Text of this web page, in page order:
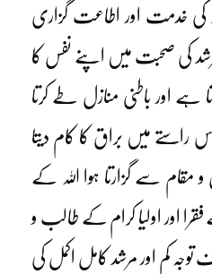
کی خدمت اور اطاعت گزاری
کی صحبت میں اپنے نفس کا
ہے اور باطنی منازل طے کرتا
میں براق کا کام دیتا
مقام سے گزارتا ہوا اللہ کے
فقرا اور اولیا کرام کے طالب و
کم اور مرشد کامل اکمل کی